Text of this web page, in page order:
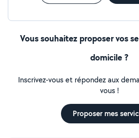
Vous souhaitez proposer vos
domicile ?
Inscrivez-vous et répondez aux
vous !
Proposer mes